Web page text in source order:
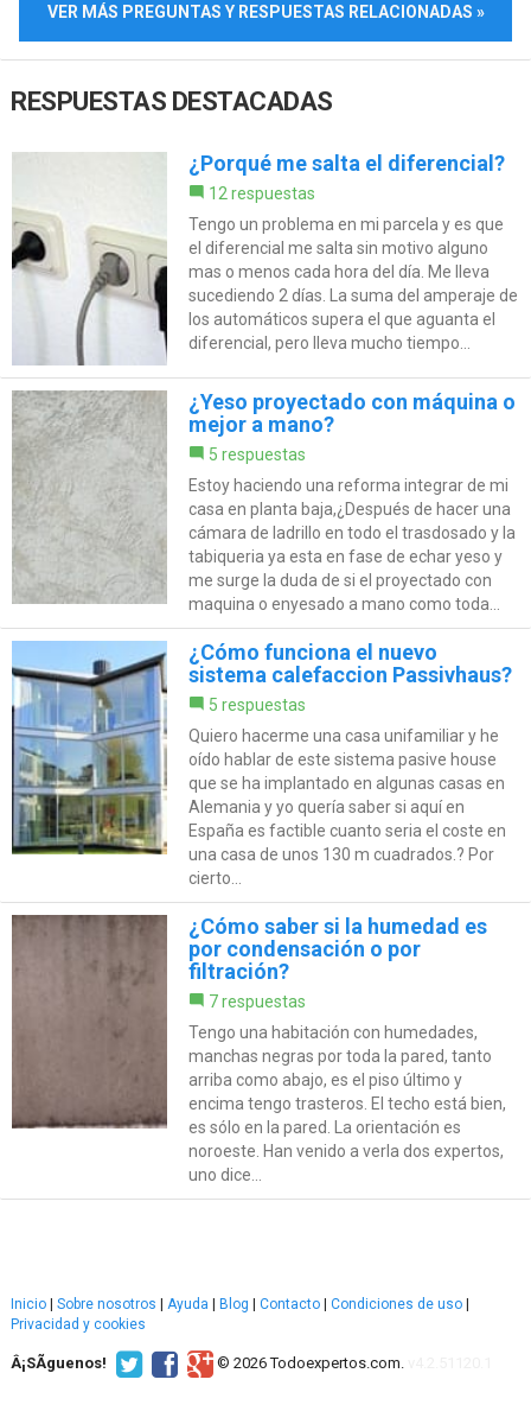
VER MÁS PREGUNTAS Y RESPUESTAS RELACIONADAS »
RESPUESTAS DESTACADAS
¿Porqué me salta el diferencial?
12 respuestas
Tengo un problema en mi parcela y es que
el diferencial me salta sin motivo alguno
mas o menos cada hora del día. Me lleva
sucediendo 2 días. La suma del amperaje de
los automáticos supera el que aguanta el
diferencial, pero lleva mucho tiempo...
¿Yeso proyectado con máquina o
mejor a mano?
5 respuestas
Estoy haciendo una reforma integrar de mi
casa en planta baja,¿Después de hacer una
cámara de ladrillo en todo el trasdosado y la
tabiqueria ya esta en fase de echar yeso y
me surge la duda de si el proyectado con
maquina o enyesado a mano como toda...
¿Cómo funciona el nuevo
sistema calefaccion Passivhaus?
5 respuestas
Quiero hacerme una casa unifamiliar y he
oído hablar de este sistema pasive house
que se ha implantado en algunas casas en
Alemania y yo quería saber si aquí en
España es factible cuanto seria el coste en
una casa de unos 130 m cuadrados.? Por
cierto...
¿Cómo saber si la humedad es
por condensación o por
filtración?
7 respuestas
Tengo una habitación con humedades,
manchas negras por toda la pared, tanto
arriba como abajo, es el piso último y
encima tengo trasteros. El techo está bien,
es sólo en la pared. La orientación es
noroeste. Han venido a verla dos expertos,
uno dice...
Inicio Sobre nosotros Ayuda Blog Contacto Condiciones de uso
Privacidad y cookies
Â¡SÃ­guenos! © 2026 Todoexpertos.com.